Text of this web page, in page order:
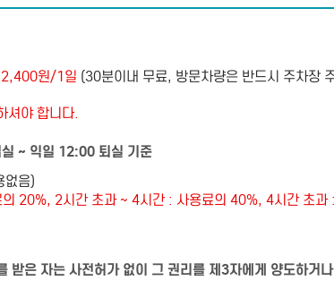
2,400원/1일 (30분이내 무료, 방문차량은 반드시 주차장
셔야 합니다.
~ 익일 12:00 퇴실 기준
없음)
20%, 2시간 초과 ~ 4시간 : 사용료의 40%, 4시간 초과
받은 자는 사전허가 없이 그 권리를 제3자에게 양도하거